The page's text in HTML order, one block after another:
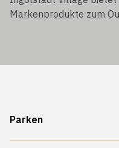
Markenprodukte zum
Parken